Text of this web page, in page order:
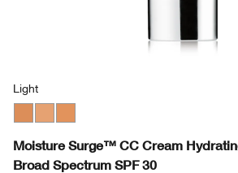
Light
Moisture Surge™ CC Cream
Broad Spectrum SPF 30